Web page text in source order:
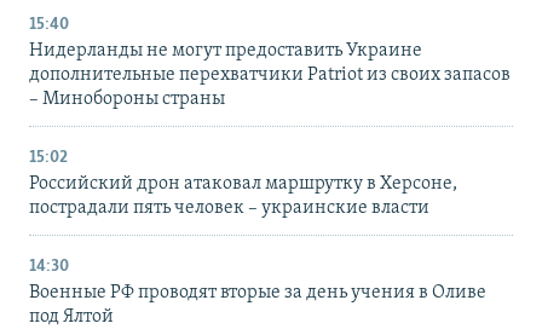
15:40
Нидерланды не могут предоставить Украине
дополнительные перехватчики Patriot из своих запасов
– Минобороны страны
15:02
Российский дрон атаковал маршрутку в Херсоне,
пострадали пять человек – украинские власти
14:30
Военные РФ проводят вторые за день учения в Оливе
под Ялтой